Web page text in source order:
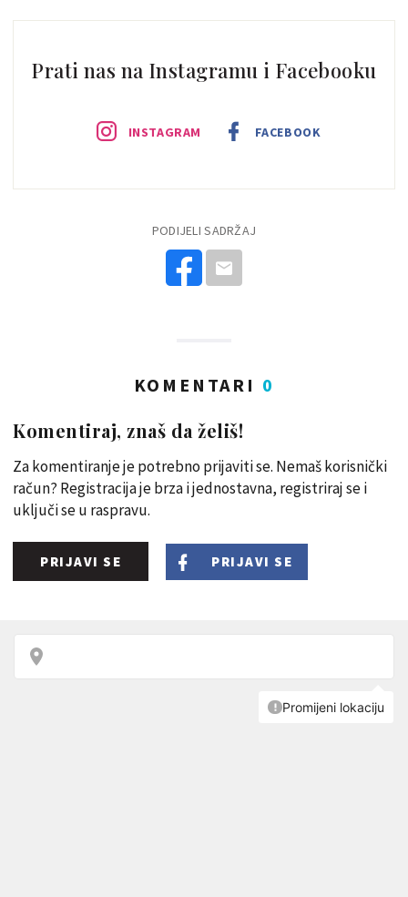
Prati nas na Instagramu i Facebooku
INSTAGRAM FACEBOOK
PODIJELI SADRŽAJ
KOMENTARI 0
Komentiraj, znaš da želiš!
Za komentiranje je potrebno prijaviti se. Nemaš korisnički
račun? Registracija je brza i jednostavna, registriraj se i
uključi se u raspravu.
PRIJAVI SE PRIJAVI SE